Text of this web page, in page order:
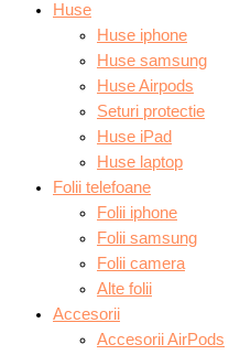
Huse
Huse iphone
Huse samsung
Huse Airpods
Seturi protectie
Huse iPad
Huse laptop
Folii telefoane
Folii iphone
Folii samsung
Folii camera
Alte folii
Accesorii
Accesorii AirPods